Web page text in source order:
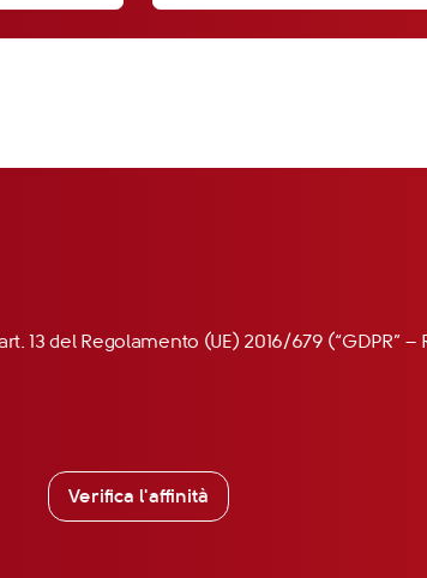
13 del Regolamento (UE) 2016/679 (“GDPR”
Verifica l'affinità